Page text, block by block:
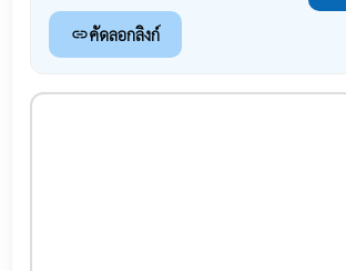
linkคัดลอกลิงก์